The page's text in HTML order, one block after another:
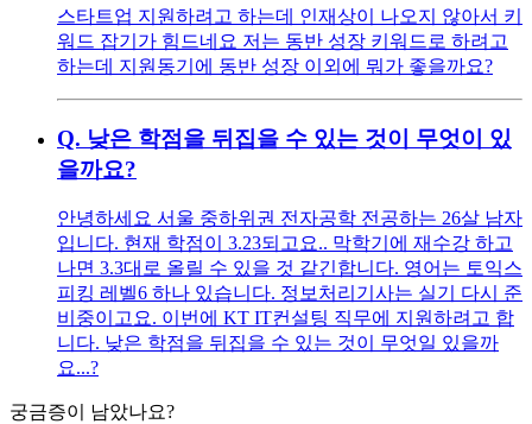
스타트업 지원하려고 하는데 인재상이 나오지 않아서 키
워드 잡기가 힘드네요 저는 동반 성장 키워드로 하려고
하는데 지원동기에 동반 성장 이외에 뭐가 좋을까요?
Q. 낮은 학점을 뒤집을 수 있는 것이 무엇이 있
을까요?
안녕하세요 서울 중하위권 전자공학 전공하는 26살 남자
입니다. 현재 학점이 3.23되고요.. 막학기에 재수강 하고
나면 3.3대로 올릴 수 있을 것 같긴합니다. 영어는 토익스
피킹 레벨6 하나 있습니다. 정보처리기사는 실기 다시 준
비중이고요. 이번에 KT IT컨설팅 직무에 지원하려고 합
니다. 낮은 학점을 뒤집을 수 있는 것이 무엇일 있을까
요...?
궁금증이 남았나요?